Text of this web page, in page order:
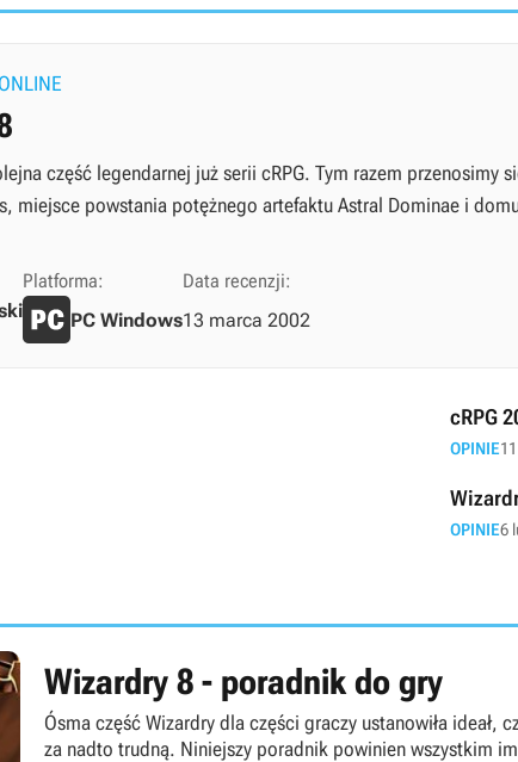
część legendarnej już serii cRPG. Tym razem przenosimy
miejsce powstania potężnego artefaktu Astral Dominae i
Platforma:
PC Windows
Data recenzji:
13 marca 2002
cRPG
OPINIE
OPINIE6
Wizardry 8 - poradnik do gry
Ósma część Wizardry dla części graczy ustanowiła ideał,
za nadto trudną. Niniejszy poradnik powinien wszystkim